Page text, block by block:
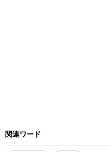
関連ワード